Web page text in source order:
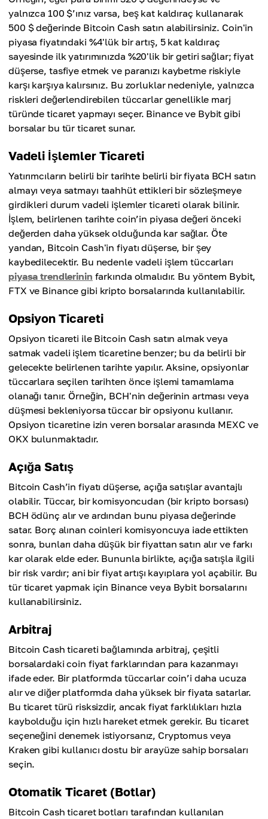
yalnızca 100 $’ınız varsa, beş kat kaldıraç kullanarak
500 $ değerinde Bitcoin Cash satın alabilirsiniz. Coin'in
piyasa fiyatındaki %4'lük bir artış, 5 kat kaldıraç
sayesinde ilk yatırımınızda %20'lik bir getiri sağlar; fiyat
düşerse, tasfiye etmek ve paranızı kaybetme riskiyle
karşı karşıya kalırsınız. Bu zorluklar nedeniyle, yalnızca
riskleri değerlendirebilen tüccarlar genellikle marj
türünde ticaret yapmayı seçer. Binance ve Bybit gibi
borsalar bu tür ticaret sunar.
Vadeli İşlemler Ticareti
Yatırımcıların belirli bir tarihte belirli bir fiyata BCH satın
almayı veya satmayı taahhüt ettikleri bir sözleşmeye
girdikleri durum vadeli işlemler ticareti olarak bilinir.
İşlem, belirlenen tarihte coin’in piyasa değeri önceki
değerden daha yüksek olduğunda kar sağlar. Öte
yandan, Bitcoin Cash'in fiyatı düşerse, bir şey
kaybedilecektir. Bu nedenle vadeli işlem tüccarları
piyasa trendlerinin farkında olmalıdır. Bu yöntem Bybit,
FTX ve Binance gibi kripto borsalarında kullanılabilir.
Opsiyon Ticareti
Opsiyon ticareti ile Bitcoin Cash satın almak veya
satmak vadeli işlem ticaretine benzer; bu da belirli bir
gelecekte belirlenen tarihte yapılır. Aksine, opsiyonlar
tüccarlara seçilen tarihten önce işlemi tamamlama
olanağı tanır. Örneğin, BCH'nin değerinin artması veya
düşmesi bekleniyorsa tüccar bir opsiyonu kullanır.
Opsiyon ticaretine izin veren borsalar arasında MEXC ve
OKX bulunmaktadır.
Açığa Satış
Bitcoin Cash’in fiyatı düşerse, açığa satışlar avantajlı
olabilir. Tüccar, bir komisyoncudan (bir kripto borsası)
BCH ödünç alır ve ardından bunu piyasa değerinde
satar. Borç alınan coinleri komisyoncuya iade ettikten
sonra, bunları daha düşük bir fiyattan satın alır ve farkı
kar olarak elde eder. Bununla birlikte, açığa satışla ilgili
bir risk vardır; ani bir fiyat artışı kayıplara yol açabilir. Bu
tür ticaret yapmak için Binance veya Bybit borsalarını
kullanabilirsiniz.
Arbitraj
Bitcoin Cash ticareti bağlamında arbitraj, çeşitli
borsalardaki coin fiyat farklarından para kazanmayı
ifade eder. Bir platformda tüccarlar coin’i daha ucuza
alır ve diğer platformda daha yüksek bir fiyata satarlar.
Bu ticaret türü risksizdir, ancak fiyat farklılıkları hızla
kaybolduğu için hızlı hareket etmek gerekir. Bu ticaret
seçeneğini denemek istiyorsanız, Cryptomus veya
Kraken gibi kullanıcı dostu bir arayüze sahip borsaları
seçin.
Otomatik Ticaret (Botlar)
Bitcoin Cash ticaret botları tarafından kullanılan